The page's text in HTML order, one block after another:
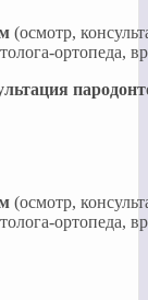
(осмотр,
ортопеда,
(осмотр,
ортопеда,